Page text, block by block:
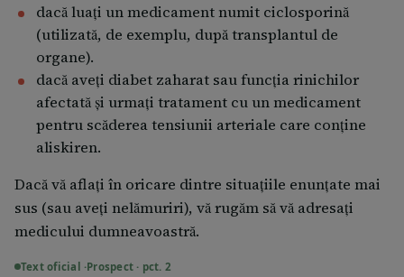
Dacă uitaţi să luaţi Valarox Continuaţi tratamentul
conform recomandărilor, la timpul potrivit. Nu luaţi o
doză dublă pentru a compensa doza uitată.
Dacă încetaţi să luaţi Valarox Dacă doriţi să întrerupeţi
administrarea Valarox, spuneţi medicului
dumneavoastră. Întreruperea administrării Valarox
poate determina agravarea afecțiunii dumneavoastră.
Întreruperea administrării Valarox poate determina
creşterea din nou a nivelelor colesterolului. Nu
decât la indicaţia medicului dumneavoastră.
dacă luați un medicament numit ciclosporină
(utilizată, de exemplu, după transplantul de
organe).
dacă aveţi diabet zaharat sau funcţia rinichilor
afectată şi urmaţi tratament cu un medicament
pentru scăderea tensiunii arteriale care conţine
aliskiren.
Dacă vă aflaţi în oricare dintre situaţiile enunţate mai
sus (sau aveţi nelămuriri), vă rugăm să vă adresaţi
medicului dumneavoastră.
Text oficial ·Prospect · pct. 2